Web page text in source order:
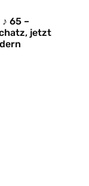
♪ 65 –
jetzt